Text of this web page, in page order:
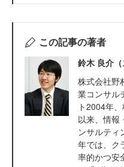
この記事の著者
鈴木 良介（
株式会社
業コンサ
ト2004年
以来、情報
ンサルティ
年では、ク
率的かつ安